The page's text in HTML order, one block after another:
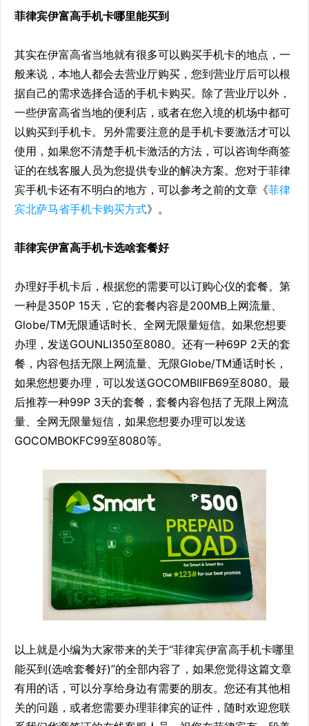
菲律宾伊富高手机卡哪里能买到
其实在伊富高省当地就有很多可以购买手机卡的地点，一
般来说，本地人都会去营业厅购买，您到营业厅后可以根
据自己的需求选择合适的手机卡购买。除了营业厅以外，
一些伊富高省当地的便利店，或者在您入境的机场中都可
以购买到手机卡。另外需要注意的是手机卡要激活才可以
使用，如果您不清楚手机卡激活的方法，可以咨询华商签
证的在线客服人员为您提供专业的解决方案。您对于菲律
宾手机卡还有不明白的地方，可以参考之前的文章《菲律
宾北萨马省手机卡购买方式》。
菲律宾伊富高手机卡选啥套餐好
办理好手机卡后，根据您的需要可以订购心仪的套餐。第
一种是350P 15天，它的套餐内容是200MB上网流量、
Globe/TM无限通话时长、全网无限量短信。如果您想要
办理，发送GOUNLI350至8080。还有一种69P 2天的套
餐，内容包括无限上网流量、无限Globe/TM通话时长，
如果您想要办理，可以发送GOCOMBIIFB69至8080。最
后推荐一种99P 3天的套餐，套餐内容包括了无限上网流
量、全网无限量短信，如果您想要办理可以发送
GOCOMBOKFC99至8080等。
以上就是小编为大家带来的关于“菲律宾伊富高手机卡哪里
能买到(选啥套餐好)”的全部内容了，如果您觉得这篇文章
有用的话，可以分享给身边有需要的朋友。您还有其他相
关的问题，或者您需要办理菲律宾的证件，随时欢迎您联